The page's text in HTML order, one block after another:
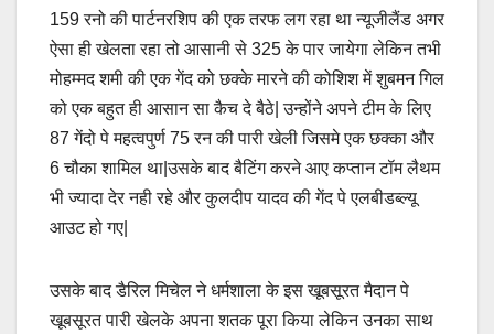
159 रनो की पार्टनरशिप की एक तरफ लग रहा था न्यूजीलैंड अगर
ऐसा ही खेलता रहा तो आसानी से 325 के पार जायेगा लेकिन तभी
मोहम्मद शमी की एक गेंद को छक्के मारने की कोशिश में शुबमन गिल
को एक बहुत ही आसान सा कैच दे बैठे| उन्होंने अपने टीम के लिए
87 गेंदो पे महत्वपुर्ण 75 रन की पारी खेली जिसमे एक छक्का और
6 चौका शामिल था|उसके बाद बैटिंग करने आए कप्तान टॉम लैथम
भी ज्यादा देर नही रहे और कुलदीप यादव की गेंद पे एलबीडब्ल्यू
आउट हो गए|
उसके बाद डैरिल मिचेल ने धर्मशाला के इस खूबसूरत मैदान पे
खूबसूरत पारी खेलके अपना शतक पूरा किया लेकिन उनका साथ